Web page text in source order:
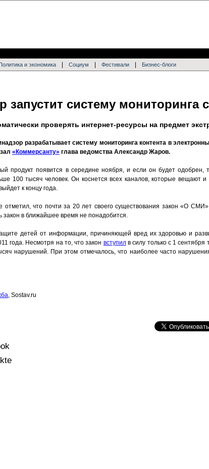
и экономика Социум Фестивали Бизнес-блоги
запустит систему мониторинга
проверять интернет-ресурсы на предмет
разрабатывает систему мониторинга контента в
«Коммерсанту» глава ведомства Александр Жаров.
продукт появится в середине ноября, и если он будет одобрен,
100 тысяч человек. Он коснется всех каналов, которые вещают
к концу года.
отметил, что почти за 20 лет своего существования закон «О
закон в ближайшее время не понадобится.
детей от информации, причиняющей вред их здоровью и
года. Несмотря на то, что закон вступилв силу только с 1 сентября
нарушений. При этом отмечалось, что наиболее часто
, Sostav.ru